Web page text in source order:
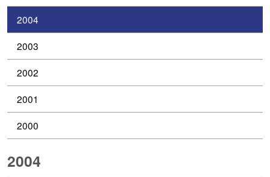
2004
2003
2002
2001
2000
2004